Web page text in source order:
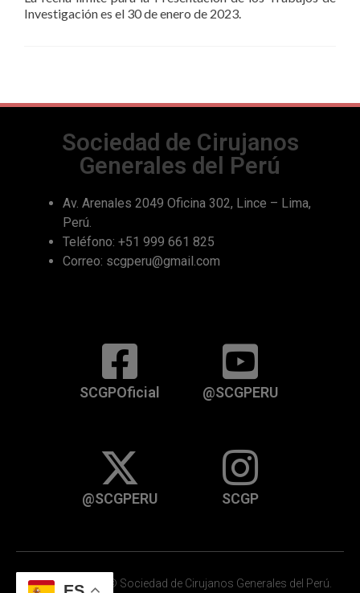
Investigación es el 30 de enero de 2023.
Sociedad de Cirujanos
Generales del Perú
Av. Arenales 2049 Oficina 302, Lince – Lima,
Perú.
Teléfono: +51 999 661 825
Correo: scgperu@gmail.com
SCGPOficial @SCGPERU
@SCGPERU SCGP
Copyright 1983 © Sociedad de Cirujanos Generales del Perú.